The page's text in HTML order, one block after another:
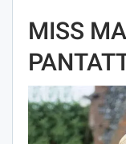
MISS